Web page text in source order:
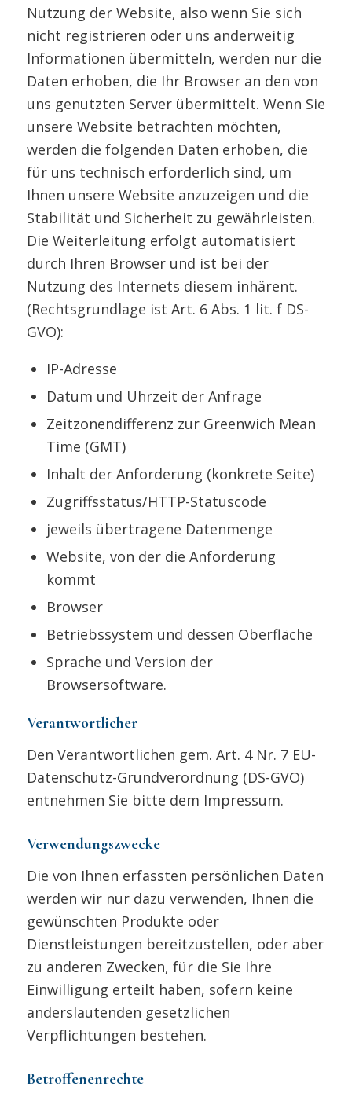
Nutzung der Website, also wenn Sie sich
nicht registrieren oder uns anderweitig
Informationen übermitteln, werden nur die
Daten erhoben, die Ihr Browser an den von
uns genutzten Server übermittelt. Wenn Sie
unsere Website betrachten möchten,
werden die folgenden Daten erhoben, die
für uns technisch erforderlich sind, um
Ihnen unsere Website anzuzeigen und die
Stabilität und Sicherheit zu gewährleisten.
Die Weiterleitung erfolgt automatisiert
durch Ihren Browser und ist bei der
Nutzung des Internets diesem inhärent.
(Rechtsgrundlage ist Art. 6 Abs. 1 lit. f DS-
GVO):
IP-Adresse
Datum und Uhrzeit der Anfrage
Zeitzonendifferenz zur Greenwich Mean
Time (GMT)
Inhalt der Anforderung (konkrete Seite)
Zugriffsstatus/HTTP-Statuscode
jeweils übertragene Datenmenge
Website, von der die Anforderung
kommt
Browser
Betriebssystem und dessen Oberfläche
Sprache und Version der
Browsersoftware.
Verantwortlicher
Den Verantwortlichen gem. Art. 4 Nr. 7 EU-
Datenschutz-Grundverordnung (DS-GVO)
entnehmen Sie bitte dem Impressum.
Verwendungszwecke
Die von Ihnen erfassten persönlichen Daten
werden wir nur dazu verwenden, Ihnen die
gewünschten Produkte oder
Dienstleistungen bereitzustellen, oder aber
zu anderen Zwecken, für die Sie Ihre
Einwilligung erteilt haben, sofern keine
anderslautenden gesetzlichen
Verpflichtungen bestehen.
Betroffenenrechte